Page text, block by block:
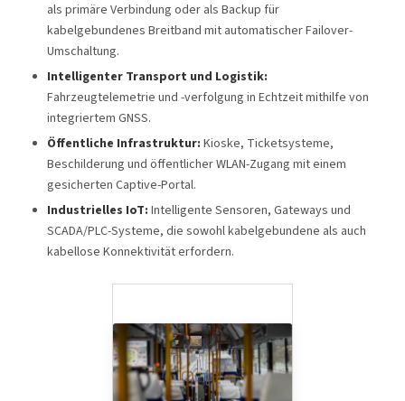
als primäre Verbindung oder als Backup für
kabelgebundenes Breitband mit automatischer Failover-
Umschaltung.
Intelligenter Transport und Logistik:
Fahrzeugtelemetrie und -verfolgung in Echtzeit mithilfe von
integriertem GNSS.
Öffentliche Infrastruktur: Kioske, Ticketsysteme,
Beschilderung und öffentlicher WLAN-Zugang mit einem
gesicherten Captive-Portal.
Industrielles IoT: Intelligente Sensoren, Gateways und
SCADA/PLC-Systeme, die sowohl kabelgebundene als auch
kabellose Konnektivität erfordern.